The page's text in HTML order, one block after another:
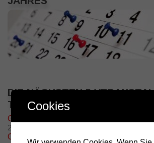
DIE NÄCHSTEN 5
TERMINE
Grillfeier – Grillplatz Oberolang
29. August @ 11:00
OE7 Hochsteintreffen
Cookies